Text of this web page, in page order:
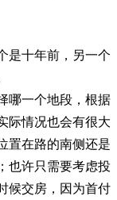
是十年前，另一个
哪一个地段，根据
际情况也会有很大
置在路的南侧还是
也许只需要考虑投
候交房，因为首付